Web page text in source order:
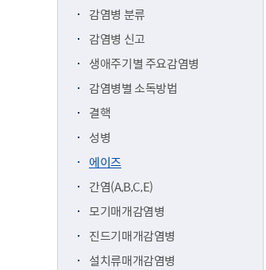
감염병 분류
감염병 신고
생애주기별 주요감염병
감염병별 소독방법
결핵
성병
에이즈
간염(A,B,C,E)
모기매개감염병
진드기매개감염병
설치류매개감염병